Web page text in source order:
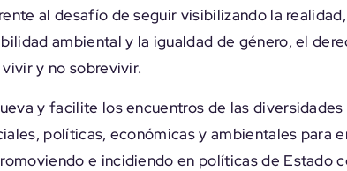
al desafío de seguir visibilizando la
ambiental y la igualdad de género, el
y no sobrevivir.
y facilite los encuentros de las
políticas, económicas y ambientales para
e incidiendo en políticas de Estado